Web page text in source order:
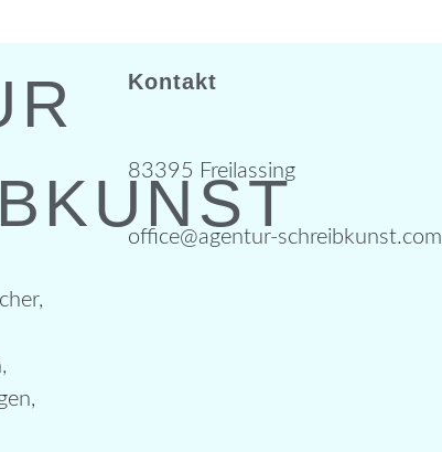
Kontakt
83395 Freilassing
office@agentur-schreibkunst.com